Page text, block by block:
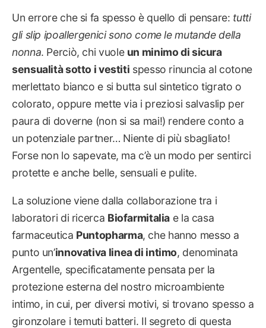
Un errore che si fa spesso è quello di pensare: tutti
gli slip ipoallergenici sono come le mutande della
nonna. Perciò, chi vuole un minimo di sicura
sensualità sotto i vestiti spesso rinuncia al cotone
merlettato bianco e si butta sul sintetico tigrato o
colorato, oppure mette via i preziosi salvaslip per
paura di doverne (non si sa mai!) rendere conto a
un potenziale partner… Niente di più sbagliato!
Forse non lo sapevate, ma c’è un modo per sentirci
protette e anche belle, sensuali e pulite.
La soluzione viene dalla collaborazione tra i
laboratori di ricerca Biofarmitalia e la casa
farmaceutica Puntopharma, che hanno messo a
punto un’innovativa linea di intimo, denominata
Argentelle, specificatamente pensata per la
protezione esterna del nostro microambiente
intimo, in cui, per diversi motivi, si trovano spesso a
gironzolare i temuti batteri. Il segreto di questa